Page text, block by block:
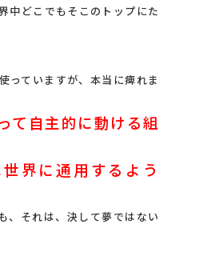
中どこでもそこのトップにた
っていますが、本当に痺れま
て自主的に動ける組
界に通用するよう
、それは、決して夢ではない